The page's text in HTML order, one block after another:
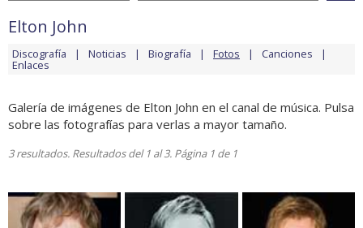
Elton John
Discografía Noticias Biografía Fotos Canciones
Enlaces
Galería de imágenes de Elton John en el canal de música. Pulsa
sobre las fotografías para verlas a mayor tamaño.
3 resultados. Resultados del 1 al 3. Página 1 de 1